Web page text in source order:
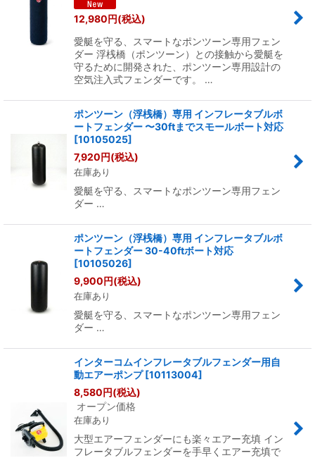
12,980円(税込)
愛艇を守る、スマートなポンツーン専用フェン
ダー 浮桟橋（ポンツーン）との接触から愛艇を
守るために開発された、ポンツーン専用設計の
空気注入式フェンダーです。 …
ポンツーン（浮桟橋）専用 インフレータブルボ
ートフェンダー 〜30ftまでスモールボート対応
[10105025]
7,920円(税込)
在庫あり
愛艇を守る、スマートなポンツーン専用フェン
ダー …
ポンツーン（浮桟橋）専用 インフレータブルボ
ートフェンダー 30-40ftボート対応
[10105026]
9,900円(税込)
在庫あり
愛艇を守る、スマートなポンツーン専用フェン
ダー …
インターコムインフレータブルフェンダー用自
動エアーポンプ [10113004]
8,580円(税込)
オープン価格
在庫あり
大型エアーフェンダーにも楽々エアー充填 イン
フレータブルフェンダーを手早くエアー充填で